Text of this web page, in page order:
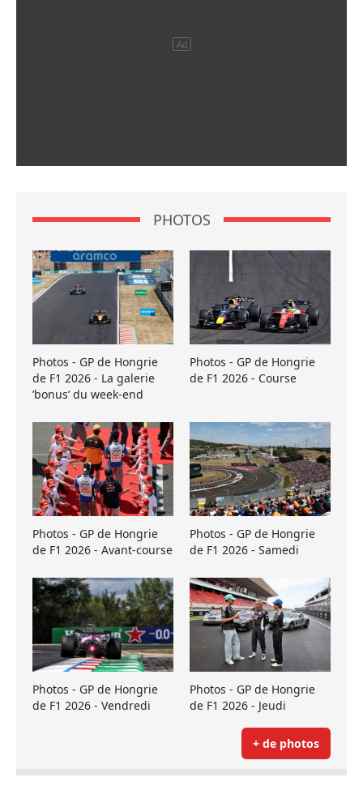
PHOTOS
Photos - GP de Hongrie
de F1 2026 - La galerie
’bonus’ du week-end
Photos - GP de Hongrie
de F1 2026 - Course
Photos - GP de Hongrie
de F1 2026 - Avant-course
Photos - GP de Hongrie
de F1 2026 - Samedi
Photos - GP de Hongrie
de F1 2026 - Vendredi
Photos - GP de Hongrie
de F1 2026 - Jeudi
+ de photos